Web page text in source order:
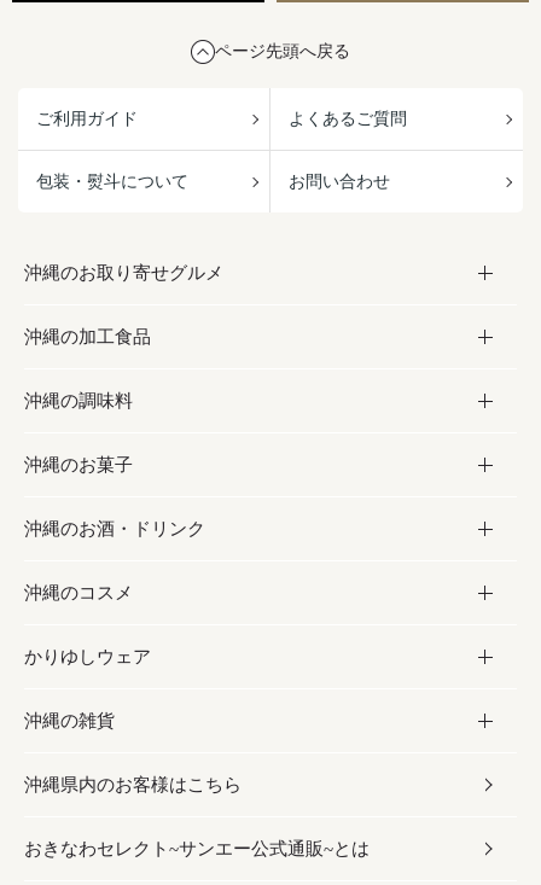
ページ先頭へ戻る
ご利用ガイド よくあるご質問
包装・熨斗について お問い合わせ
沖縄のお取り寄せグルメ
お取り寄せグルメ
フルーツ・野菜
お肉
海産物
沖縄の加工食品
加工食品
缶詰／パウチ
沖縄料理
沖縄そば／乾麺
レトルト食品
乾物／粉類
沖縄の調味料
調味料
砂糖／黒砂糖
塩
お酢／ドレッシング
しょうゆ
みそ
だし／スパイス／島唐辛子
沖縄のお菓子
お菓子
黒糖
ちんすこう
伝統菓子
スナック
おつまみ
沖縄のお酒・ドリンク
お酒・ドリンク
泡盛
ビール・チューハイ
ワイン・ウィスキー・カクテル
ドリンク
沖縄のコスメ
コスメ
スキンケア
ボディケア
ヘアケア
かりゆしウェア
かりゆしウェア
メンズ
レディース
沖縄の雑貨
雑貨
沖縄ファッション
沖縄県内のお客様はこちら
おきなわセレクト~サンエー公式通販~とは